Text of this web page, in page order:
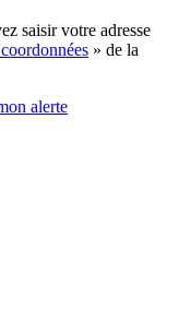
saisir votre adresse
» de la
alerte